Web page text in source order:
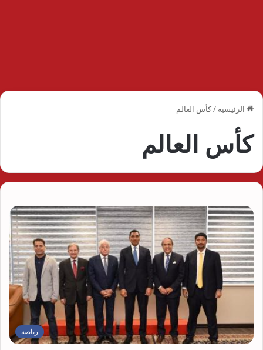
الرئيسية /كأس العالم
كأس العالم
رياضة